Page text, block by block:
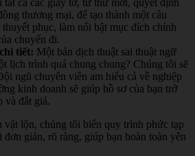
tất cả các giấy tờ, từ thư mời, quyết định
thương mại, để tạo thành một câu
thuyết phục, làm nổi bật mục đích chính
chuyến đi.
tiết: Một bản dịch thuật sai thuật ngữ
lịch trình quá chung chung? Chúng tôi sẽ
ngũ chuyên viên am hiểu cả về nghiệp
kinh doanh sẽ giúp hồ sơ của bạn trở
và đắt giá.
vật lộn, chúng tôi biến quy trình phức tạp
giản, rõ ràng, giúp bạn hoàn toàn yên